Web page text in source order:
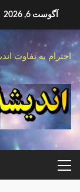
content
آگوست 6, 2026
احترام به تفاوت
PRIMARY
MENU